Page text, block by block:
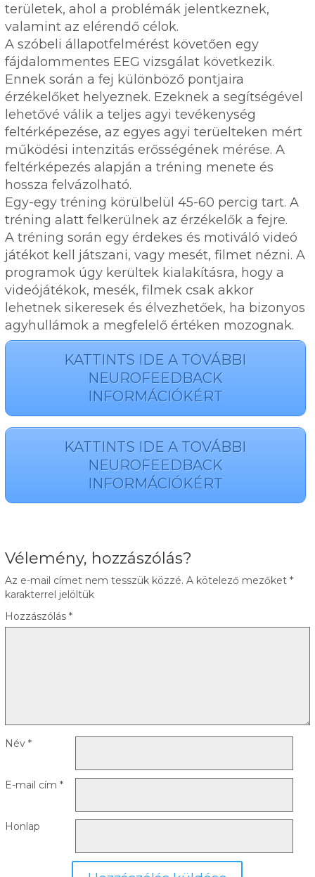
területek, ahol a problémák jelentkeznek,
valamint az elérendő célok.
A szóbeli állapotfelmérést követően egy
fájdalommentes EEG vizsgálat következik.
Ennek során a fej különböző pontjaira
érzékelőket helyeznek. Ezeknek a segítségével
lehetővé válik a teljes agyi tevékenység
feltérképezése, az egyes agyi terüelteken mért
működési intenzitás erősségének mérése. A
feltérképezés alapján a tréning menete és
hossza felvázolható.
Egy-egy tréning körülbelül 45-60 percig tart. A
tréning alatt felkerülnek az érzékelők a fejre.
A tréning során egy érdekes és motiváló videó
játékot kell játszani, vagy mesét, filmet nézni. A
programok úgy kerültek kialakításra, hogy a
videójátékok, mesék, filmek csak akkor
lehetnek sikeresek és élvezhetőek, ha bizonyos
agyhullámok a megfelelő értéken mozognak.
KATTINTS IDE A TOVÁBBI
NEUROFEEDBACK
INFORMÁCIÓKÉRT
KATTINTS IDE A TOVÁBBI
NEUROFEEDBACK
INFORMÁCIÓKÉRT
Vélemény, hozzászólás?
Az e-mail címet nem tesszük közzé. A kötelező mezőket *
karakterrel jelöltük
Hozzászólás *
Név *
E-mail cím *
Honlap